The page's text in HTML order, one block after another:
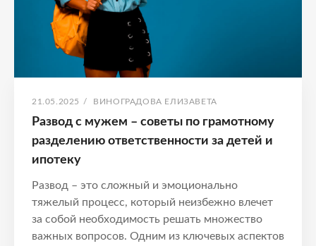
ОПУБЛИКОВАНО
21.05.2025 / АВТОР:
ВИНОГРАДОВА ЕЛИЗАВЕТА
Развод с мужем – советы по грамотному
разделению ответственности за детей и
ипотеку
Развод – это сложный и эмоционально
тяжелый процесс, который неизбежно влечет
за собой необходимость решать множество
важных вопросов. Одним из ключевых аспектов